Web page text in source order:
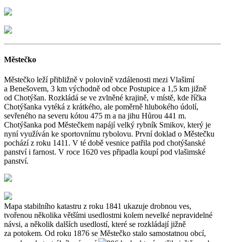
Městečko
Městečko leží přibližně v polovině vzdálenosti mezi Vlašimí
a Benešovem, 3 km východně od obce Postupice a 1,5 km jižně
od Chotýšan. Rozkládá se ve zvlněné krajině, v místě, kde říčka
Chotýšanka vytéká z krátkého, ale poměrně hlubokého údolí,
sevřeného na severu kótou 475 m a na jihu Hůrou 441 m.
Chotýšanka pod Městečkem napájí velký rybník Smikov, který je
nyní využíván ke sportovnímu rybolovu. První doklad o Městečku
pochází z roku 1411. V té době vesnice patřila pod chotýšanské
panství i farnost. V roce 1620 ves připadla koupí pod vlašimské
panství.
Mapa stabilního katastru z roku 1841 ukazuje drobnou ves,
tvořenou několika většími usedlostmi kolem nevelké nepravidelné
návsi, a několik dalších usedlostí, které se rozkládají jižně
za potokem. Od roku 1876 se Městečko stalo samostatnou obcí,